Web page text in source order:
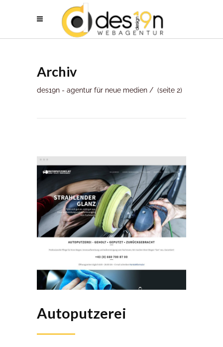
Archiv
des19n - agentur für neue medien / (seite 2)
Autoputzerei